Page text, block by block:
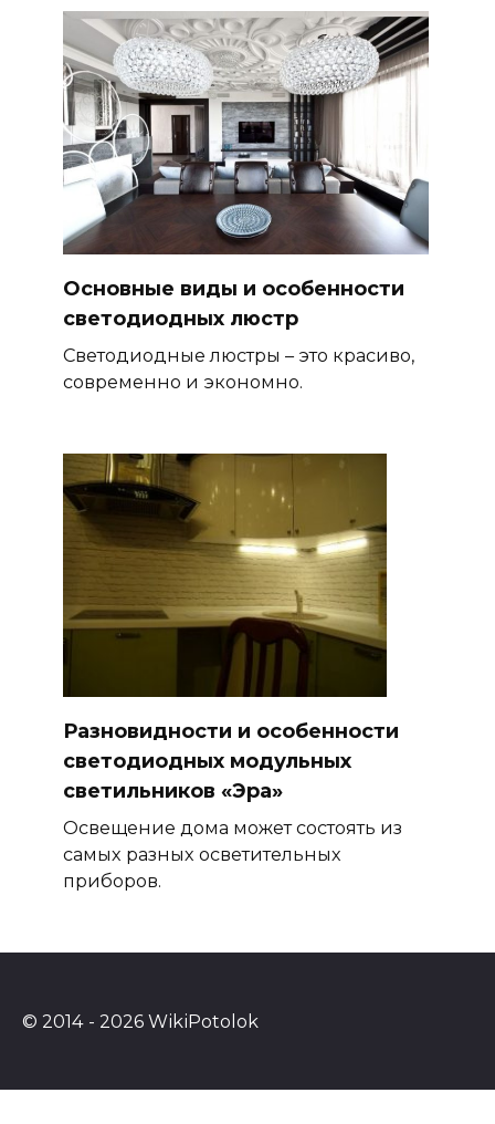
Основные виды и особенности
светодиодных люстр
Светодиодные люстры – это красиво,
современно и экономно.
Разновидности и особенности
светодиодных модульных
светильников «Эра»
Освещение дома может состоять из
самых разных осветительных
приборов.
© 2014 - 2026 WikiPotolok